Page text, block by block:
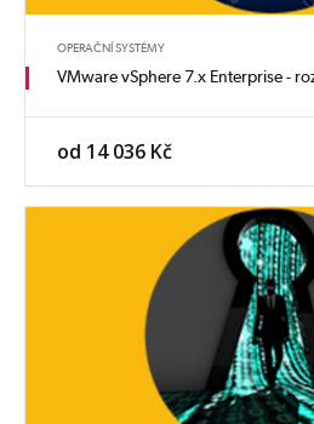
OPERAČNÍ SYSTÉMY
VMware vSphere 7.x Enterprise -
od 14 036 Kč